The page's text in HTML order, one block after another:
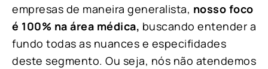
empresas de maneira generalista, nosso foco
é 100% na área médica, buscando entender a
fundo todas as nuances e especifidades
deste segmento. Ou seja, nós não atendemos